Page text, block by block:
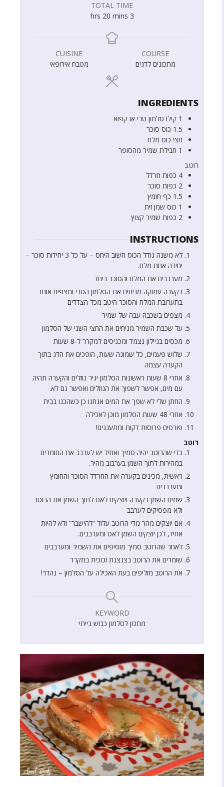
TOTAL TIME
3
hrs 20 mins
COURSE
מתכונים לדגים
CUISINE
מטבח אירופאי
INGREDIENTS
1 קילו סלמון טרי או קפוא
1.5 כוס סוכר
חצי כוס מלח
1 חבילת שמיר מהסופר
רוטב
4 כפות חרדל
2 כפות סוכר
1.5 כף חומץ
1 כוס שמן זית
2 כפות שמיר קצוץ
INSTRUCTIONS
לא משנה גודל הכוס חשוב היחס – על כל 3 יחידות סוכר –
יחידה אחת מלח.
מערבבים את המלח והסוכר ביחד
בקערה עמוקה מניחים את הסלמון הטרי ומצפים אותו
בתערובת המלח והסוכר היטב מכל הצדדים
מצפים בשכבה עבה של שמיר
על שכבת השמיר מניחים את החצי השני של הסלמון
מכסים בניילון נצמד ומכניסים למקרר ל-8 שעות
שלוש פעמים, כל שמונה שעות, הופכים את הדג בתוך
הקערה עצמה
אחרי 8 שעות ראשונות הסלמון יגיר נוזלים והקערה תהיה
עם מים, אפשר לשפוך את הנוזלים ואפשר גם לא.
החתן שלי לא שפך את המים אנחנו כן כשהכנו בבית
אחרי 48 שעות הסלמון מוכן לאכילה
פורסים פרוסות דקות ומתענגים!
רוטב
כדי שהרוטב יהיה סמיך ואחיד יש לערבב את החומרים
במהירות לתוך השמן בערבוב מהיר.
ראשית, מכינים בקערה את החרדל הסוכר והחומץ
ומערבבים
שמים השמן בקערה ויוצקים לאט לתוך השמן את הרוטב
ולא מפסיקים לערבב
אם יוצקים מהר מדי הרוטב עלול “להישבר” ולא להיות
אחיד, לכן יוצקים השמן לאט ומערבבים.
לאחר שהרוטב סמיך מוסיפים את השמיר ומערבבים
שומרים את הרוטב בצנצנת זכוכית במקרר
את הרוטב מזליפים בעת האכילה על הסלמון – נהדר!
KEYWORD
מתכון לסלמון כבוש בייתי